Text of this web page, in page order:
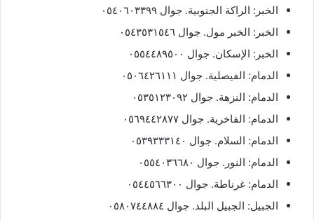
الخبر: الراكة الجنوبية. جوال ٠٥٤٠٦٠٣٣٩٩
الخبر: الخبر مول. جوال ٠٥٤٣٥٣١٥٤٦
الخبر: الإسكان. جوال ٠٥٥٤٤٨٩٥٠٠
الدمام: الفيصلية. جوال ٠٥٠٦٤٢٦١١١
الدمام: النزهة. جوال ٠٥٣٥١٢٣٠٩٢
الدمام: الفاخرية. جوال ٠٥٦٩٤٤٢٨٧٧
الدمام: السلام. جوال ٠٥٣٩٣٣٣١٤٠
الدمام: النور. جوال ٠٥٥٤٠٣٦٦٨٠
الدمام: غرناطة. جوال ٠٥٤٤٥٦٦٣٠٠
الجبيل: الجبيل البلد. جوال ٠٥٨٠٧٤٤٨٨٤